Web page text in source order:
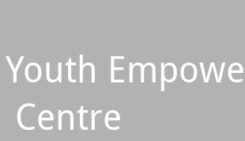
Centre